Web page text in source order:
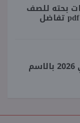
بحته للصف
الثالث الثانوي 2027 pdf تفاضل
معرفة نتيجة 3 ثانوي 2026 بالاسم